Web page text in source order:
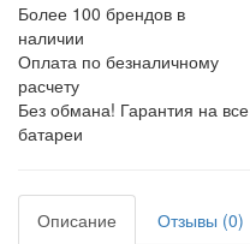
Более 100 брендов в
наличии
Оплата по безналичному
расчету
Без обмана! Гарантия на все
батареи
Описание Отзывы (0)